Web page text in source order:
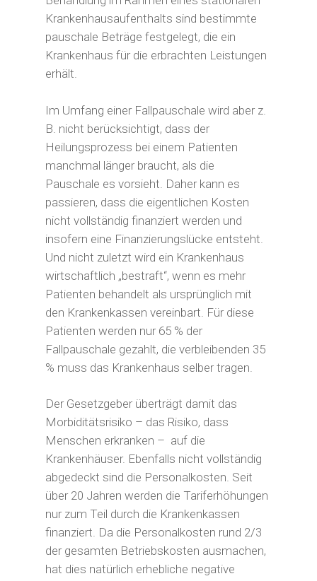
Krankenhausaufenthalts sind bestimmte
pauschale Beträge festgelegt, die ein
Krankenhaus für die erbrachten Leistungen
erhält.
Im Umfang einer Fallpauschale wird aber z.
B. nicht berücksichtigt, dass der
Heilungsprozess bei einem Patienten
manchmal länger braucht, als die
Pauschale es vorsieht. Daher kann es
passieren, dass die eigentlichen Kosten
nicht vollständig finanziert werden und
insofern eine Finanzierungslücke entsteht.
Und nicht zuletzt wird ein Krankenhaus
wirtschaftlich „bestraft“, wenn es mehr
Patienten behandelt als ursprünglich mit
den Krankenkassen vereinbart. Für diese
Patienten werden nur 65 % der
Fallpauschale gezahlt, die verbleibenden 35
% muss das Krankenhaus selber tragen.
Der Gesetzgeber überträgt damit das
Morbiditätsrisiko – das Risiko, dass
Menschen erkranken – auf die
Krankenhäuser. Ebenfalls nicht vollständig
abgedeckt sind die Personalkosten. Seit
über 20 Jahren werden die Tariferhöhungen
nur zum Teil durch die Krankenkassen
finanziert. Da die Personalkosten rund 2/3
der gesamten Betriebskosten ausmachen,
hat dies natürlich erhebliche negative
Start